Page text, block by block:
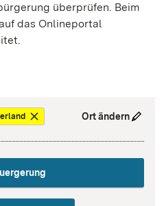
überprüfen. Beim
das Onlineportal
Ort ändern